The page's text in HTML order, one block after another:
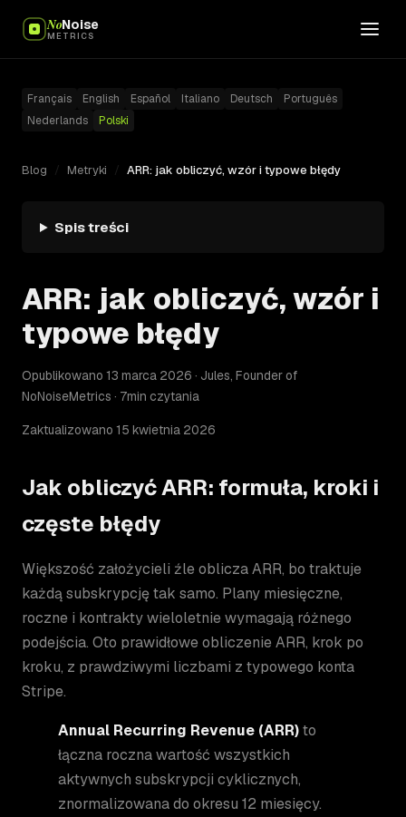
NoNoise
METRICS
Français English Español Italiano Deutsch
Português
Nederlands
Polski
Blog / Metryki / ARR: jak obliczyć, wzór i typowe błędy
Spis treści
ARR: jak obliczyć, wzór i
typowe błędy
Opublikowano 13 marca 2026 · Jules, Founder of
NoNoiseMetrics · 7min czytania
Zaktualizowano 15 kwietnia 2026
Jak obliczyć ARR: formuła, kroki i
częste błędy
Większość założycieli źle oblicza ARR, bo traktuje
każdą subskrypcję tak samo. Plany miesięczne,
roczne i kontrakty wieloletnie wymagają różnego
podejścia. Oto prawidłowe obliczenie ARR, krok po
kroku, z prawdziwymi liczbami z typowego konta
Stripe.
Annual Recurring Revenue (ARR)to
łączna roczna wartość wszystkich
aktywnych subskrypcji cyklicznych,
znormalizowana do okresu 12 miesięcy.